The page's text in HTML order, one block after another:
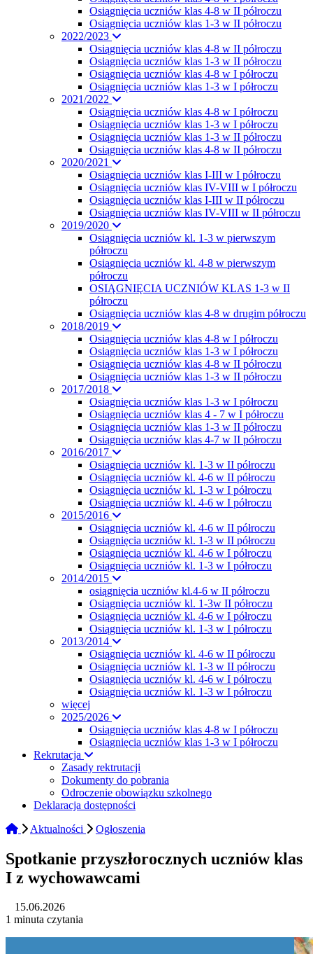
Osiągnięcia uczniów klas 4-8 w II półroczu
Osiągnięcia uczniów klas 1-3 w II półroczu
2022/2023
Osiągnięcia uczniów klas 4-8 w II półroczu
Osiągnięcia uczniów klas 1-3 w II półroczu
Osiągnięcia uczniów klas 4-8 w I półroczu
Osiągnięcia uczniów klas 1-3 w I półroczu
2021/2022
Osiągnięcia uczniów klas 4-8 w I półroczu
Osiągnięcia uczniów klas 1-3 w I półroczu
Osiągnięcia uczniów klas 1-3 w II półroczu
Osiągnięcia uczniów klas 4-8 w II półroczu
2020/2021
Osiągnięcia uczniów klas I-III w I półroczu
Osiągnięcia uczniów klas IV-VIII w I półroczu
Osiągnięcia uczniów klas I-III w II półroczu
Osiągnięcia uczniów klas IV-VIII w II półroczu
2019/2020
Osiągnięcia uczniów kl. 1-3 w pierwszym
półroczu
Osiągnięcia uczniów kl. 4-8 w pierwszym
półroczu
OSIĄGNIĘCIA UCZNIÓW KLAS 1-3 w II
półroczu
Osiągnięcia uczniów klas 4-8 w drugim półroczu
2018/2019
Osiągnięcia uczniów klas 4-8 w I półroczu
Osiągnięcia uczniów klas 1-3 w I półroczu
Osiągnięcia uczniów klas 4-8 w II półroczu
Osiągnięcia uczniów klas 1-3 w II półroczu
2017/2018
Osiagnięcia uczniów klas 1-3 w I półroczu
Osiągnięcia uczniów klas 4 - 7 w I półroczu
Osiągnięcia uczniów klas 1-3 w II półroczu
Osiągnięcia uczniów klas 4-7 w II półroczu
2016/2017
Osiągnięcia uczniów kl. 1-3 w II półroczu
Osiągnięcia uczniów kl. 4-6 w II półroczu
Osiągnięcia uczniów kl. 1-3 w I półroczu
Osiągnięcia uczniów kl. 4-6 w I półroczu
2015/2016
Osiągnięcia uczniów kl. 4-6 w II półroczu
Osiągnięcia uczniów kl. 1-3 w II półroczu
Osiągnięcia uczniów kl. 4-6 w I półroczu
Osiągnięcia uczniów kl. 1-3 w I półroczu
2014/2015
osiągnięcia uczniów kl.4-6 w II półroczu
Osiągnięcia uczniów kl. 1-3w II półroczu
Osiągnięcia uczniów kl. 4-6 w I półroczu
Osiągnięcia uczniów kl. 1-3 w I półroczu
2013/2014
Osiągnięcia uczniów kl. 4-6 w II półroczu
Osiągnięcia uczniów kl. 1-3 w II półroczu
Osiągnięcia uczniów kl. 4-6 w I półroczu
Osiągnięcia uczniów kl. 1-3 w I półroczu
więcej
2025/2026
Osiągnięcia uczniów klas 4-8 w I półroczu
Osiągnięcia uczniów klas 1-3 w I półroczu
Rekrutacja
Zasady rektrutacji
Dokumenty do pobrania
Odroczenie obowiązku szkolnego
Deklaracja dostępności
Aktualności
Ogłoszenia
Spotkanie przyszłorocznych uczniów klas
I z wychowawcami
15.06.2026
1 minuta czytania